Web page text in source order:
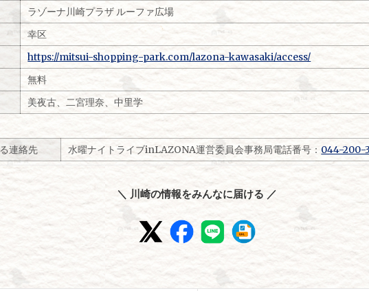
ラゾーナ川崎プラザ ルーファ広場
幸区
https://mitsui-shopping-park.com/lazona-kawasaki/access/
無料
美夜古、二宮理奈、中里学
連絡先 水曜ナイトライブinLAZONA運営委員会事務局電話番号： 044-200-
＼ 川崎の情報をみんなに届ける ／